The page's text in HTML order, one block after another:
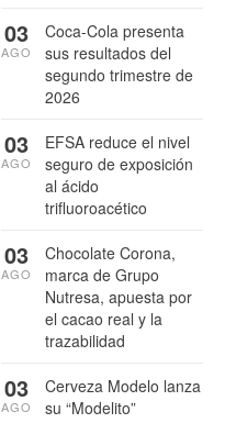
Coca-Cola presenta
sus resultados del
segundo trimestre de
2026
03
AGO
EFSA reduce el nivel
seguro de exposición
al ácido
trifluoroacético
03
AGO
Chocolate Corona,
marca de Grupo
Nutresa, apuesta por
el cacao real y la
trazabilidad
03
AGO
Cerveza Modelo lanza
su “Modelito”
03
AGO